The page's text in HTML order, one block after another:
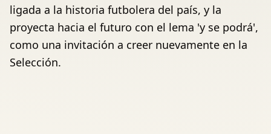
ligada a la historia futbolera del país, y la
proyecta hacia el futuro con el lema 'y se podrá',
como una invitación a creer nuevamente en la
Selección.